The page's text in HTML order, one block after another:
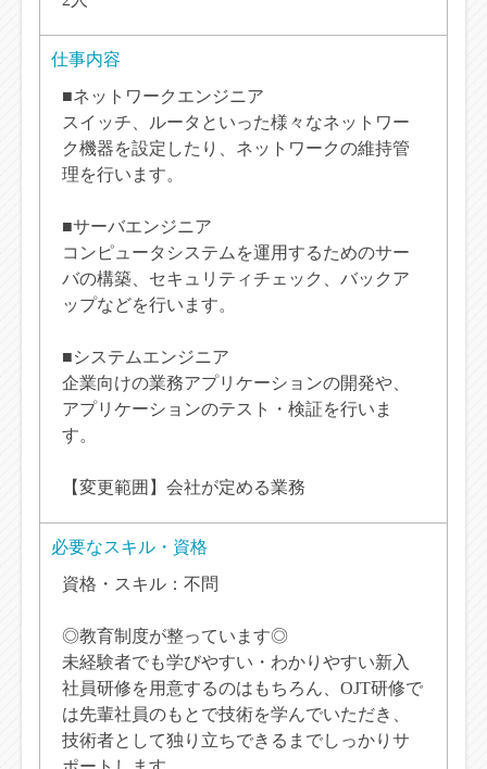
仕事内容
■ネットワークエンジニア
スイッチ、ルータといった様々なネットワー
ク機器を設定したり、ネットワークの維持管
理を行います。
■サーバエンジニア
コンピュータシステムを運用するためのサー
バの構築、セキュリティチェック、バックア
ップなどを行います。
■システムエンジニア
企業向けの業務アプリケーションの開発や、
アプリケーションのテスト・検証を行いま
す。
【変更範囲】会社が定める業務
必要なスキル・資格
資格・スキル：不問
◎教育制度が整っています◎
未経験者でも学びやすい・わかりやすい新入
社員研修を用意するのはもちろん、OJT研修で
は先輩社員のもとで技術を学んでいただき、
技術者として独り立ちできるまでしっかりサ